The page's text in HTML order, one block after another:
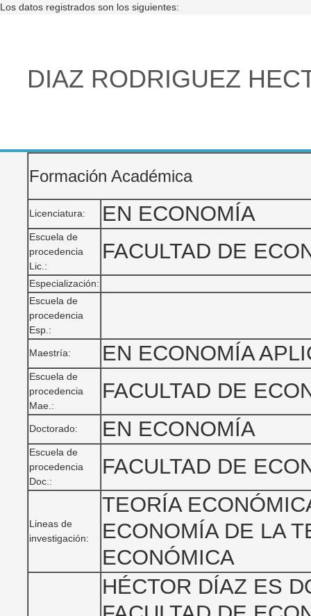
Los datos registrados son los siguientes:
DIAZ RODRIGUEZ
Formación Académica
Licenciatura: EN ECONOMÍA
Escuela de
procedencia
Lic.:
FACULTAD DE
Especialización:
Escuela de
procedencia
Esp.:
Maestría: EN ECONOMÍA
Escuela de
procedencia
Mae.:
FACULTAD DE
Doctorado: EN ECONOMÍA
Escuela de
procedencia
Doc.:
FACULTAD DE
Lineas de
investigación:
TEORÍA
ECONOMÍA DE LA
ECONÓMICA
HÉCTOR DÍAZ ES